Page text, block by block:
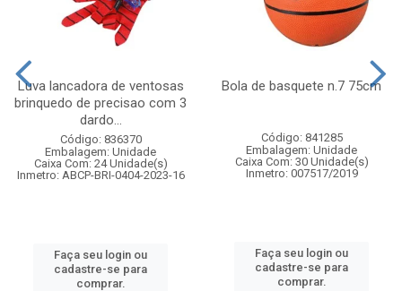
Luva lancadora de ventosas
brinquedo de precisao com 3
dardo...
Código: 836370
Embalagem: Unidade
Caixa Com: 24 Unidade(s)
Inmetro: ABCP-BRI-0404-2023-16
Faça seu login ou
cadastre-se para
comprar.
Bola de basquete n.7 75cm
Código: 841285
Embalagem: Unidade
Caixa Com: 30 Unidade(s)
Inmetro: 007517/2019
Faça seu login ou
cadastre-se para
comprar.